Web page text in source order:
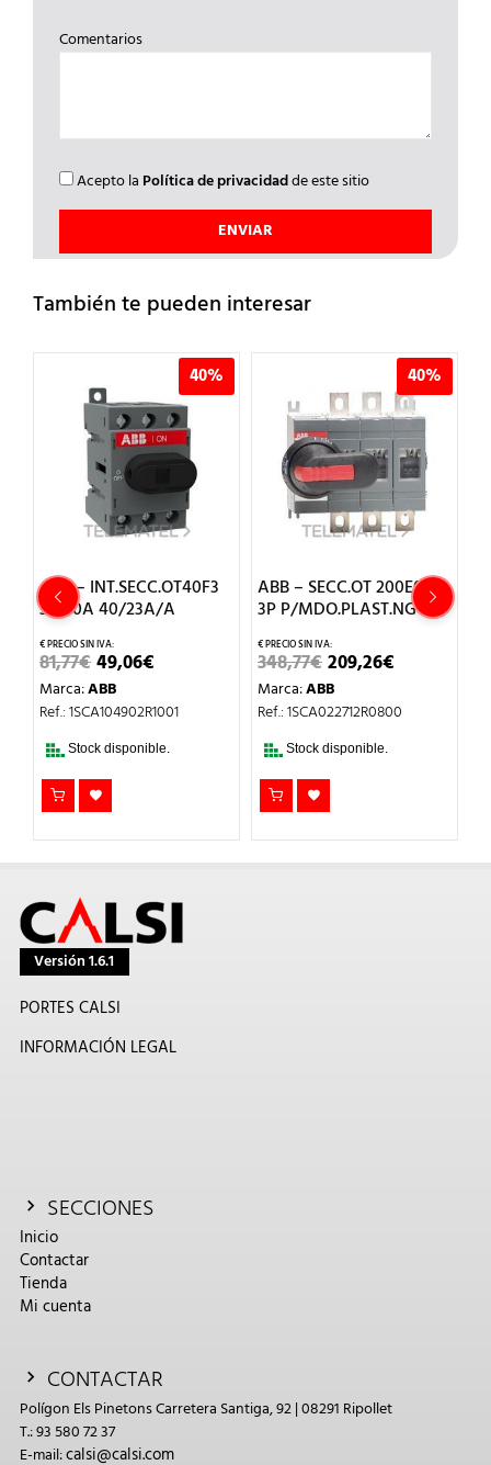
Comentarios
Acepto la Política de privacidadde este sitio
También te pueden interesar
40%
ABB – INT.SECC.OT40F3
3P 40A 40/23A/A
81,77€EL
PRECIO
ORIGINAL
ERA:
49,06€
ES:
Marca:ABB
Ref.: 1SCA104902R1001
Stock disponible.
40%
ABB – SECC.OT 200E03P
3P P/MDO.PLAST.NG
348,77€EL
PRECIO
ORIGINAL
ERA:
209,26€
ES:
Marca:ABB
Ref.: 1SCA022712R0800
Stock disponible.
Versión 1.6.1
PORTES CALSI
INFORMACIÓN LEGAL
SECCIONES
Inicio
Contactar
Tienda
Mi cuenta
CONTACTAR
Polígon Els Pinetons Carretera Santiga, 92 | 08291 Ripollet
T.: 93 580 72 37
E-mail:calsi@calsi.com